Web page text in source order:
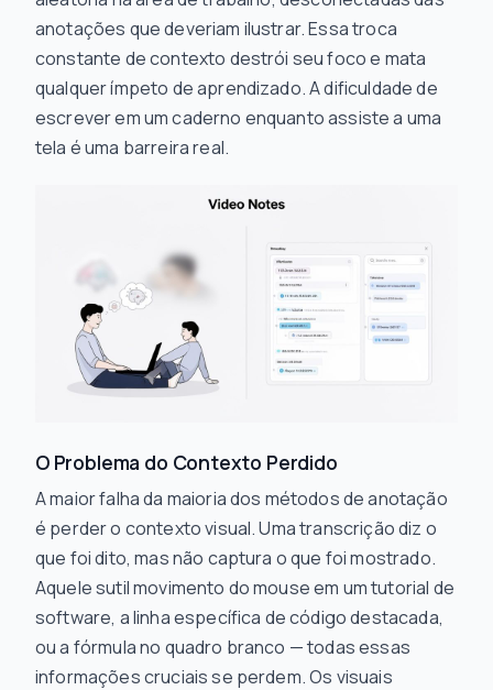
anotações que deveriam ilustrar. Essa troca
constante de contexto destrói seu foco e mata
qualquer ímpeto de aprendizado. A dificuldade de
escrever em um caderno enquanto assiste a uma
tela é uma barreira real.
O Problema do Contexto Perdido
A maior falha da maioria dos métodos de anotação
é perder o contexto visual. Uma transcrição diz o
que foi dito, mas não captura o que foi mostrado.
Aquele sutil movimento do mouse em um tutorial de
software, a linha específica de código destacada,
ou a fórmula no quadro branco — todas essas
informações cruciais se perdem. Os visuais